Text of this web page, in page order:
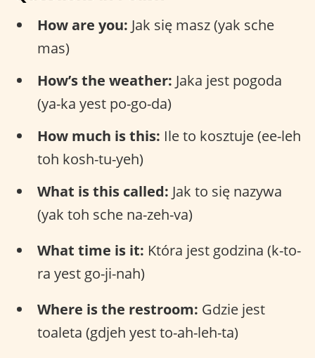
How are you: Jak się masz (yak sche
mas)
How’s the weather: Jaka jest pogoda
(ya-ka yest po-go-da)
How much is this: Ile to kosztuje (ee-leh
toh kosh-tu-yeh)
What is this called: Jak to się nazywa
(yak toh sche na-zeh-va)
What time is it: Która jest godzina (k-to-
ra yest go-ji-nah)
Where is the restroom: Gdzie jest
toaleta (gdjeh yest to-ah-leh-ta)